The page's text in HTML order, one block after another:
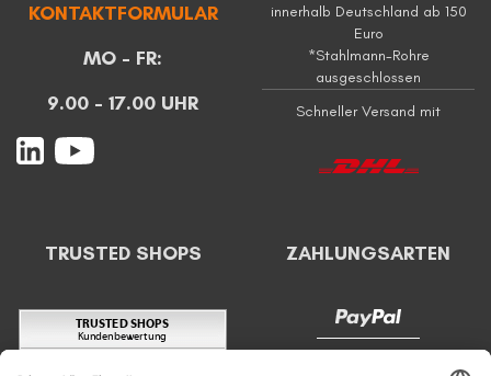
KONTAKTFORMULAR
MO - FR:
9.00 - 17.00 UHR
innerhalb Deutschland ab 150
Euro
*Stahlmann-Rohre
ausgeschlossen
Schneller Versand mit
TRUSTED SHOPS ZAHLUNGSARTEN